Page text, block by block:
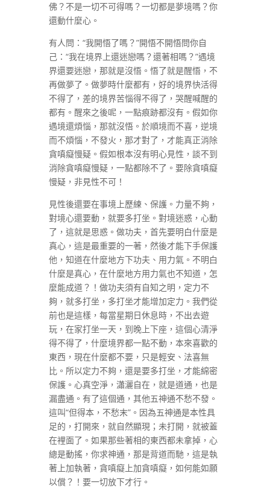
佛？不是一切不可得嗎？一切都是夢境嗎？你
還動什麼心。
有人問：“我開悟了嗎？”開悟不開悟問你自
己：“我在境界上還迷戀嗎？還著相嗎？”遇境
界還要迷戀，那就是沒悟。悟了就是醒悟，不
再做夢了。做夢時什麼都有，好的境界快活得
不得了，差的境界苦惱得不得了，哭醒喊醒的
都有。醒來之後呢，一點痕跡都沒有。假如你
遇境還煩惱，那就沒悟。於順境而不喜，逆境
而不煩惱，不發火，那才對了，才能真正消除
貪嗔癡慢疑。假如根本沒有明心見性，談不到
消除貪嗔癡慢疑，一點都除不了。要除貪嗔癡
慢疑，非見性不可！
見性後還要在事境上歷練、保護。力量不夠，
對境心還要動，就要多打坐。對境迷惑，心動
了，這就是思惑。做功夫，首先要明白什麼是
真心，這是最重要的一著，然後才能下手保護
他，知道在什麼地方下功夫、用力氣。不明白
什麼是真心，在什麼地方用力氣也不知道，怎
麼能成道？！做功夫須有自知之明，定力不
夠，就多打坐，多打坐才能增加定力。我們從
前也是這樣，每當星期日休息時，不出去遊
玩，在家打坐一天，到晚上下座，這個心清淨
得不得了，什麼境界都一點不動，本來喜歡的
東西，現在什麼都不要，只是輕安、法喜無
比。所以定力不夠，還是要多打坐，才能綿密
保護。心真空淨，瀟灑自在，就是道通，也是
漏盡通。有了這個通，其他五神通不愁不發。
這叫“但得本，不愁末”。因為五神通是本性具
足的，打開來，就自然顯現；未打開，就被蓋
在裡面了。如果那些著相的東西都未拿掉，心
總是動搖，你求神通，那是背道而馳，這是執
著上加執著，貪嗔癡上加貪嗔癡，如何能如願
以償？！要一切放下才行。